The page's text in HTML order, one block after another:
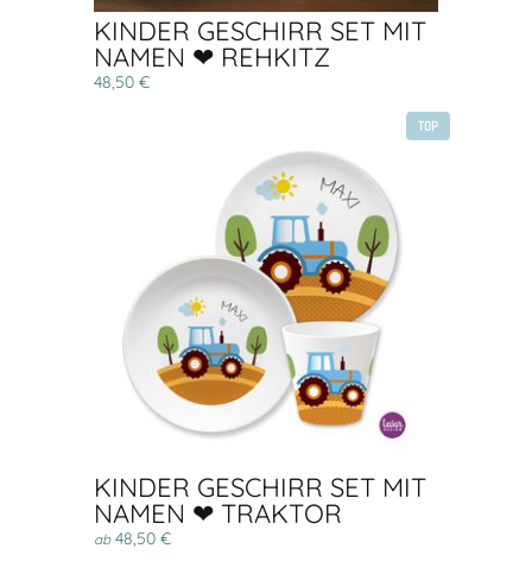
KINDER GESCHIRR SET MIT
NAMEN ❤ REHKITZ
48,50 €
TOP
KINDER GESCHIRR SET MIT
NAMEN ❤ TRAKTOR
ab48,50 €